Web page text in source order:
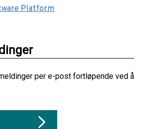
Platform
per e-post fortløpende ved å